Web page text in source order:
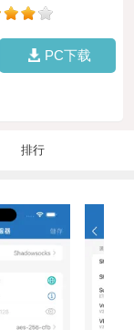
PC下载
排行